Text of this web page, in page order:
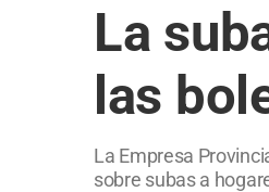
La
las
La Empresa
sobre subas a